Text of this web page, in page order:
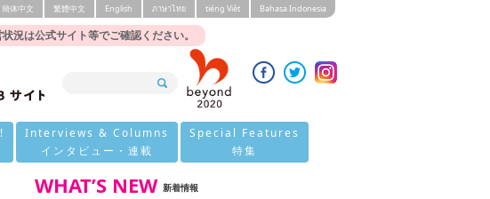
況は公式サイト等でご確認ください。
簡体中文 繁體中文 English ภาษาไทย tiéng Viêt Bahasa Indonesia
Interviews & Columns
インタビュー・連載
Special Features
特集
WHAT’S NEW 新着情報